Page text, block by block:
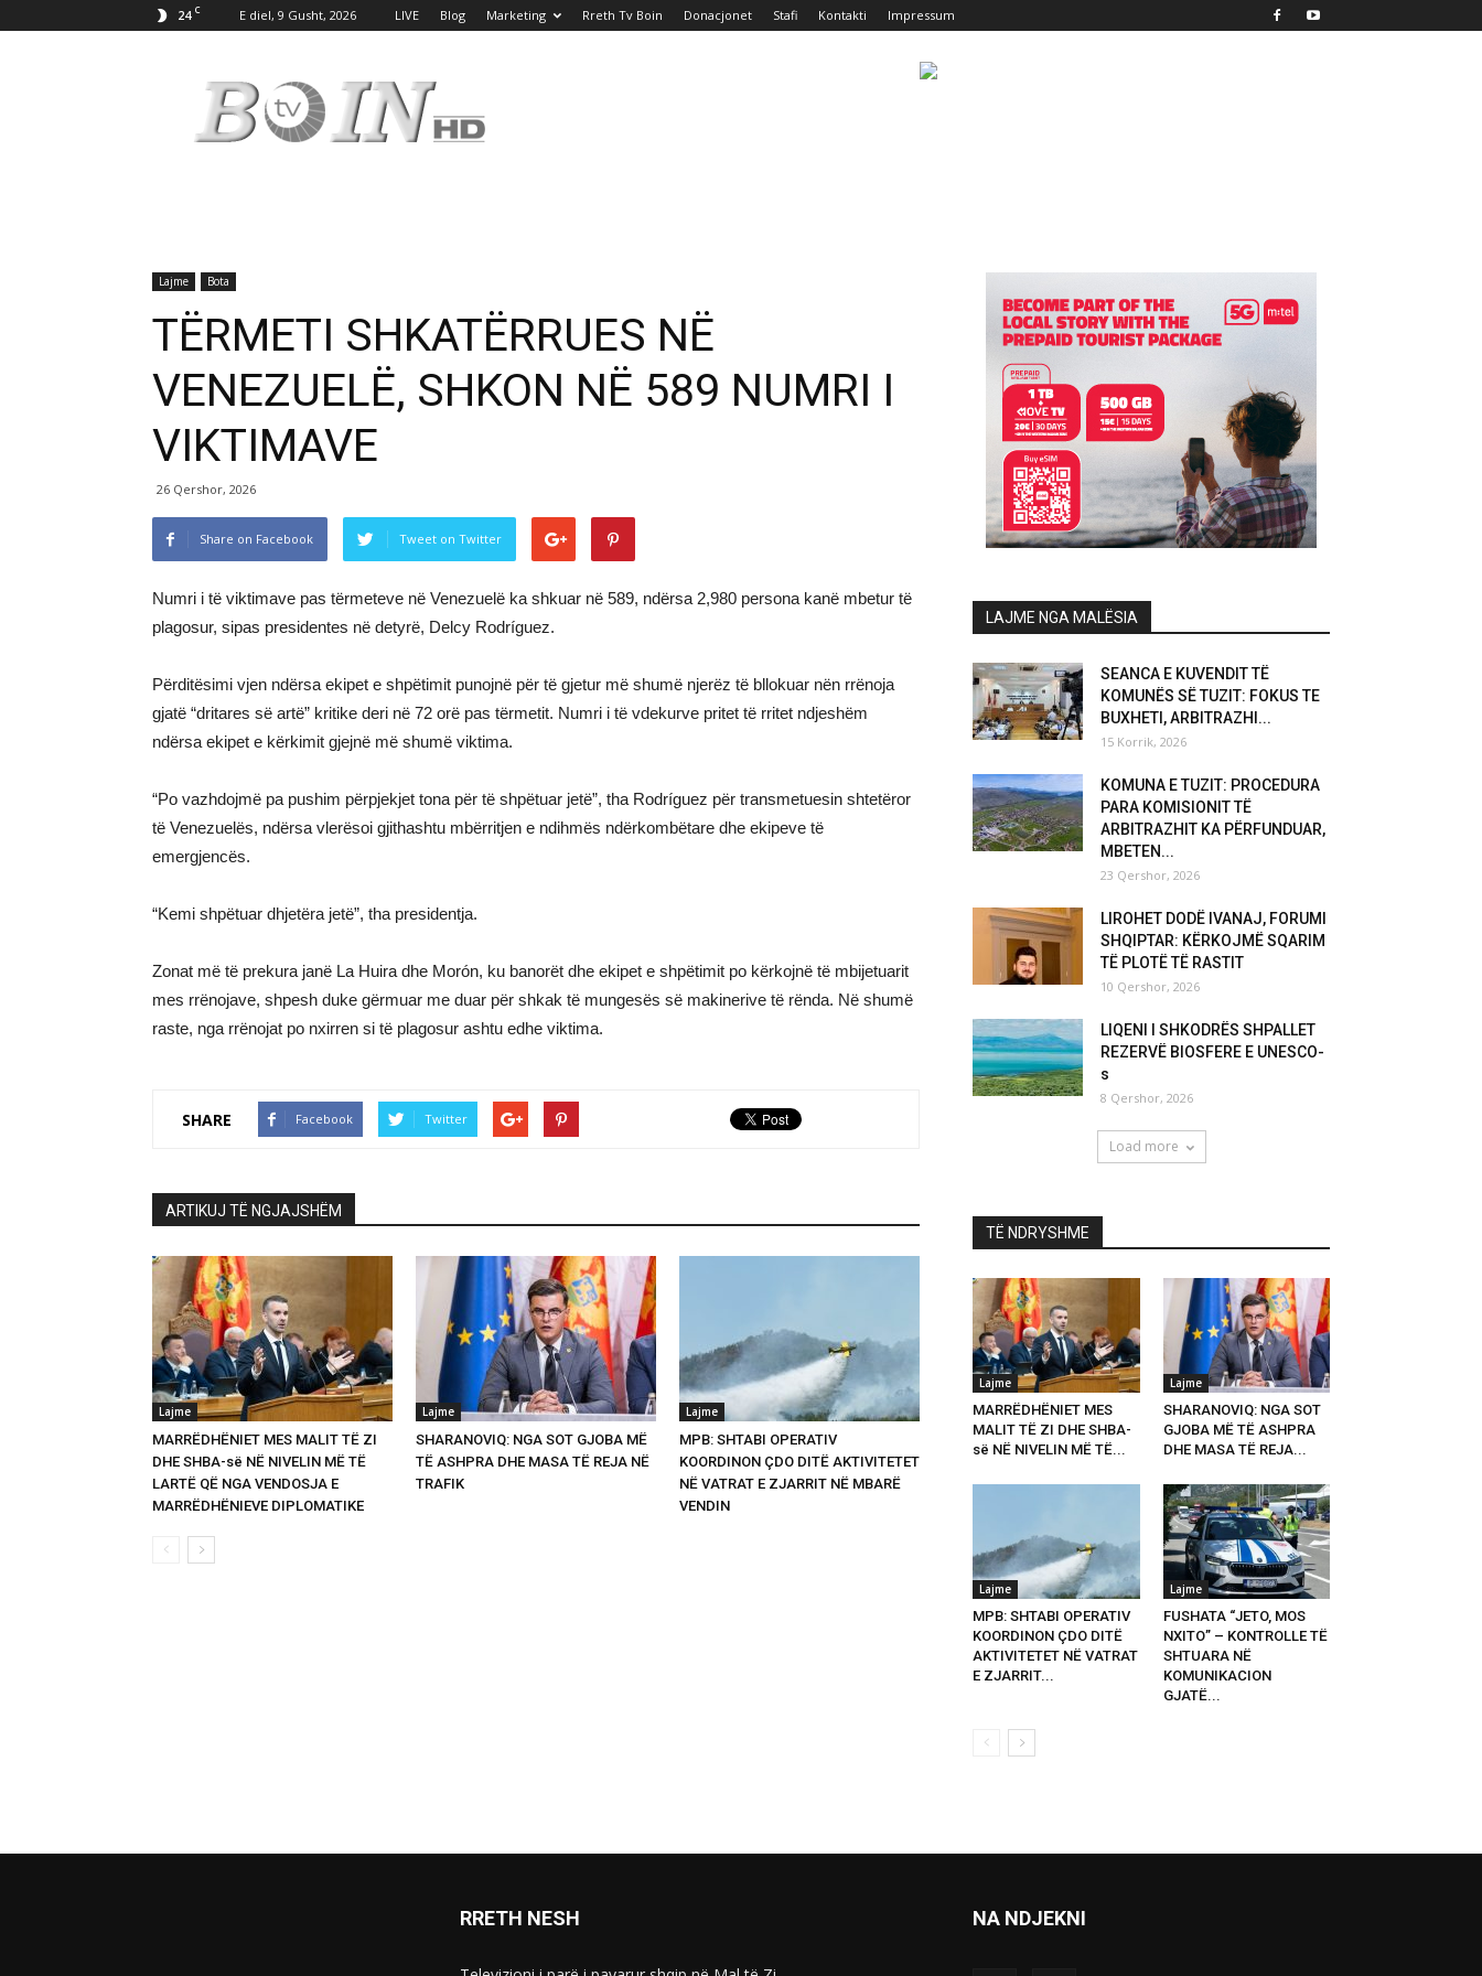
24 C E diel, 9 Gusht, 2026 LIVE Blog Marketing Rreth Tv Boin Donacjonet Stafi Kontakti Impressum
Boin
Lajme Bota
TËRMETI SHKATËRRUES NË
VENEZUELË, SHKON NË 589 NUMRI I
VIKTIMAVE
26 Qershor, 2026
Share on Facebook Tweet on Twitter
Numri i të viktimave pas tërmeteve në Venezuelë ka shkuar në 589, ndërsa 2,980 persona kanë mbetur të
plagosur, sipas presidentes në detyrë, Delcy Rodríguez.
Përditësimi vjen ndërsa ekipet e shpëtimit punojnë për të gjetur më shumë njerëz të bllokuar nën rrënoja
gjatë “dritares së artë” kritike deri në 72 orë pas tërmetit. Numri i të vdekurve pritet të rritet ndjeshëm
ndërsa ekipet e kërkimit gjejnë më shumë viktima.
“Po vazhdojmë pa pushim përpjekjet tona për të shpëtuar jetë”, tha Rodríguez për transmetuesin shtetëror
të Venezuelës, ndërsa vlerësoi gjithashtu mbërritjen e ndihmës ndërkombëtare dhe ekipeve të
emergjencës.
“Kemi shpëtuar dhjetëra jetë”, tha presidentja.
Zonat më të prekura janë La Huira dhe Morón, ku banorët dhe ekipet e shpëtimit po kërkojnë të mbijetuarit
mes rrënojave, shpesh duke gërmuar me duar për shkak të mungesës së makinerive të rënda. Në shumë
raste, nga rrënojat po nxirren si të plagosur ashtu edhe viktima.
SHARE Facebook Twitter
ARTIKUJ TË NGJAJSHËM
Lajme
MARRËDHËNIET MES MALIT TË ZI
DHE SHBA-së NË NIVELIN MË TË
LARTË QË NGA VENDOSJA E
MARRËDHËNIEVE DIPLOMATIKE
Lajme
SHARANOVIQ: NGA SOT GJOBA MË
TË ASHPRA DHE MASA TË REJA NË
TRAFIK
Lajme
MPB: SHTABI OPERATIV
KOORDINON ÇDO DITË AKTIVITETET
NË VATRAT E ZJARRIT NË MBARË
VENDIN
LAJME NGA MALËSIA
SEANCA E KUVENDIT TË
KOMUNËS SË TUZIT: FOKUS TE
BUXHETI, ARBITRAZHI...
15 Korrik, 2026
KOMUNA E TUZIT: PROCEDURA
PARA KOMISIONIT TË
ARBITRAZHIT KA PËRFUNDUAR,
MBETEN...
23 Qershor, 2026
LIROHET DODË IVANAJ, FORUMI
SHQIPTAR: KËRKOJMË SQARIM
TË PLOTË TË RASTIT
10 Qershor, 2026
LIQENI I SHKODRËS SHPALLET
REZERVË BIOSFERE E UNESCO-
s
8 Qershor, 2026
Load more
TË NDRYSHME
Lajme
MARRËDHËNIET MES
MALIT TË ZI DHE SHBA-
së NË NIVELIN MË TË...
Lajme
SHARANOVIQ: NGA SOT
GJOBA MË TË ASHPRA
DHE MASA TË REJA...
Lajme
MPB: SHTABI OPERATIV
KOORDINON ÇDO DITË
AKTIVITETET NË VATRAT
E ZJARRIT...
Lajme
FUSHATA “JETO, MOS
NXITO” – KONTROLLE TË
SHTUARA NË
KOMUNIKACION
GJATË...
RRETH NESH NA NDJEKNI